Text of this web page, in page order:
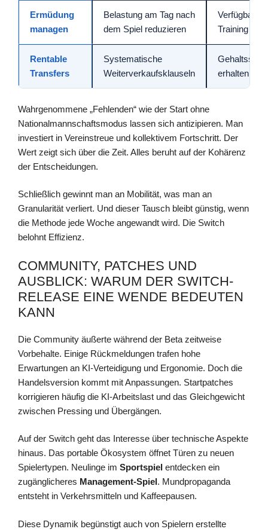
Ermüdung
managen
Belastung am Tag nach
dem Spiel reduzieren
Training
Rentable
Transfers
Systematische
Weiterverkaufsklauseln
erhalten
Wahrgenommene „Fehlenden“ wie der Start ohne
Nationalmannschaftsmodus lassen sich antizipieren. Man
investiert in Vereinstreue und kollektivem Fortschritt. Der
Wert zeigt sich über die Zeit. Alles beruht auf der Kohärenz
der Entscheidungen.
Schließlich gewinnt man an Mobilität, was man an
Granularität verliert. Und dieser Tausch bleibt günstig, wenn
die Methode jede Woche angewandt wird. Die Switch
belohnt Effizienz.
COMMUNITY, PATCHES UND
AUSBLICK: WARUM DER SWITCH-
RELEASE EINE WENDE BEDEUTEN
KANN
Die Community äußerte während der Beta zeitweise
Vorbehalte. Einige Rückmeldungen trafen hohe
Erwartungen an KI-Verteidigung und Ergonomie. Doch die
Handelsversion kommt mit Anpassungen. Startpatches
korrigieren häufig die KI-Arbeitslast und das Gleichgewicht
zwischen Pressing und Übergängen.
Auf der Switch geht das Interesse über technische Aspekte
hinaus. Das portable Ökosystem öffnet Türen zu neuen
Spielertypen. Neulinge im Sportspiel entdecken ein
zugänglicheres Management-Spiel. Mundpropaganda
entsteht in Verkehrsmitteln und Kaffeepausen.
Diese Dynamik begünstigt auch von Spielern erstellte